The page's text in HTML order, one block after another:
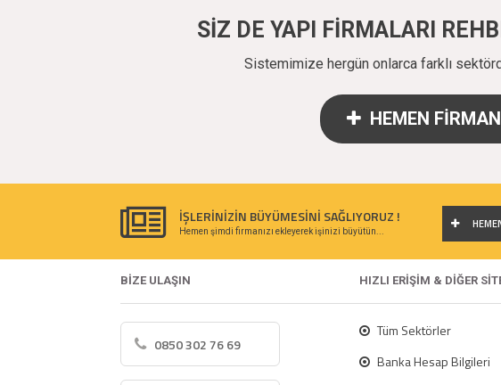
SİZ DE YAPI FİRMALARI
Sistemimize hergün onlarca farklı
HEMEN
İŞLERİNİZİN BÜYÜMESİNİ SAĞLIYORUZ !
Hemen şimdi firmanızı ekleyerek işinizi büyütün...
BİZE ULAŞIN HIZLI ERİŞİM & DİĞER
0850 302 76 69
Tüm Sektörler
Banka Hesap Bilgileri